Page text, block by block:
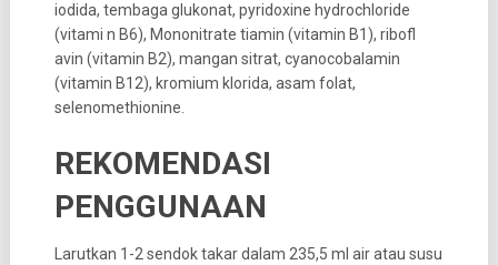
iodida, tembaga glukonat, pyridoxine hydrochloride
(vitami n B6), Mononitrate tiamin (vitamin B1), ribofl
avin (vitamin B2), mangan sitrat, cyanocobalamin
(vitamin B12), kromium klorida, asam folat,
selenomethionine.
REKOMENDASI
PENGGUNAAN
Larutkan 1-2 sendok takar dalam 235,5 ml air atau susu